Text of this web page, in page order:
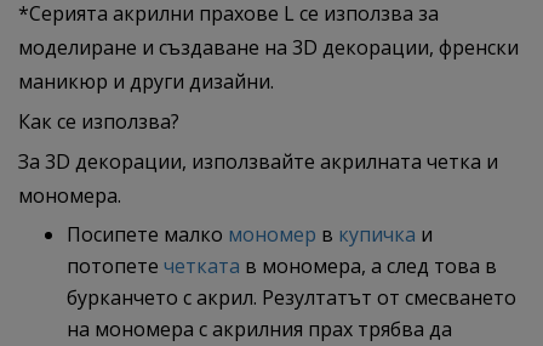
*Серията акрилни прахове L се използва за
моделиране и създаване на 3D декорации, френски
маникюр и други дизайни.
Как се използва?
За 3D декорации, използвайте акрилната четка и
мономера.
Посипете малко мономер в купичка и
потопете четката в мономера, а след това в
бурканчето с акрил. Резултатът от смесването
на мономера с акрилния прах трябва да